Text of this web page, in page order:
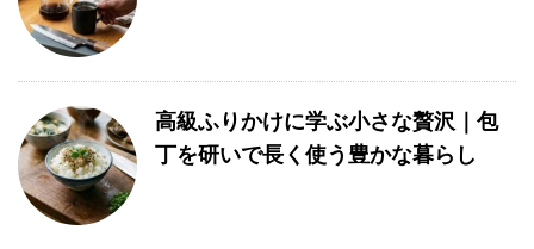
高級ふりかけに学ぶ小さな贅沢｜包
丁を研いで長く使う豊かな暮らし